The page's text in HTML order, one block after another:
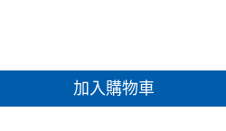
加入購物車